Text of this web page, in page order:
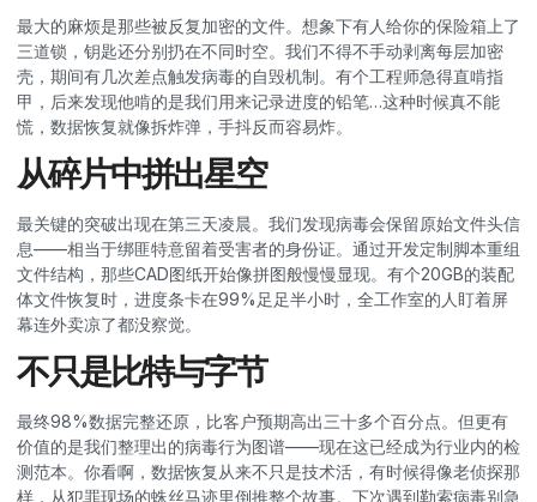
最大的麻烦是那些被反复加密的文件。想象下有人给你的保险箱上了
三道锁，钥匙还分别扔在不同时空。我们不得不手动剥离每层加密
壳，期间有几次差点触发病毒的自毁机制。有个工程师急得直啃指
甲，后来发现他啃的是我们用来记录进度的铅笔…这种时候真不能
慌，数据恢复就像拆炸弹，手抖反而容易炸。
从碎片中拼出星空
最关键的突破出现在第三天凌晨。我们发现病毒会保留原始文件头信
息——相当于绑匪特意留着受害者的身份证。通过开发定制脚本重组
文件结构，那些CAD图纸开始像拼图般慢慢显现。有个20GB的装配
体文件恢复时，进度条卡在99%足足半小时，全工作室的人盯着屏
幕连外卖凉了都没察觉。
不只是比特与字节
最终98%数据完整还原，比客户预期高出三十多个百分点。但更有
价值的是我们整理出的病毒行为图谱——现在这已经成为行业内的检
测范本。你看啊，数据恢复从来不只是技术活，有时候得像老侦探那
样，从犯罪现场的蛛丝马迹里倒推整个故事。下次遇到勒索病毒别急